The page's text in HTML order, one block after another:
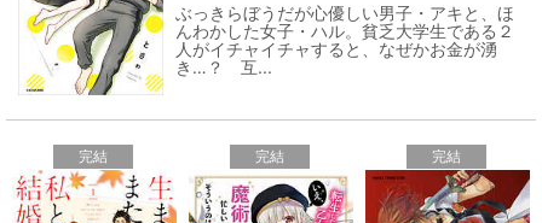
ぶっきらぼうだが心優しい男子・アキと、ほ
んわかした女子・ハル。貧乏大学生である２
人がイチャイチャすると、なぜかお金が湧
き…？ 互...
完結 完結 完結